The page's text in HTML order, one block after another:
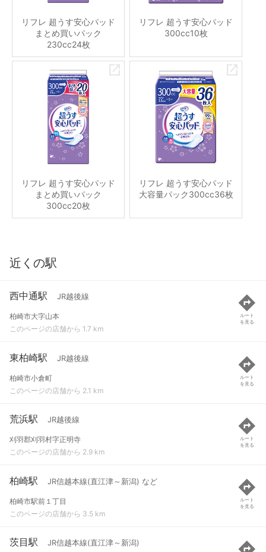
リフレ 超うす安心パッド
まとめ買いパック
230cc24枚
リフレ 超うす安心パッド
300cc10枚
リフレ 超うす安心パッド
まとめ買いパック
300cc20枚
リフレ 超うす安心パッド
大容量パック300cc36枚
近くの駅
西中通駅 JR越後線
柏崎市大字山本
このページの店舗から 1.7 km
ルート
を見る
東柏崎駅 JR越後線
柏崎市小倉町
このページの店舗から 2.1 km
ルート
を見る
荒浜駅 JR越後線
刈羽郡刈羽村字正明寺
このページの店舗から 2.9 km
ルート
を見る
柏崎駅 JR信越本線(直江津～新潟) など
柏崎市駅前１丁目
このページの店舗から 3.5 km
ルート
を見る
茨目駅 JR信越本線(直江津～新潟)